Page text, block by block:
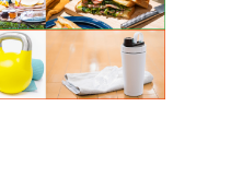
ント